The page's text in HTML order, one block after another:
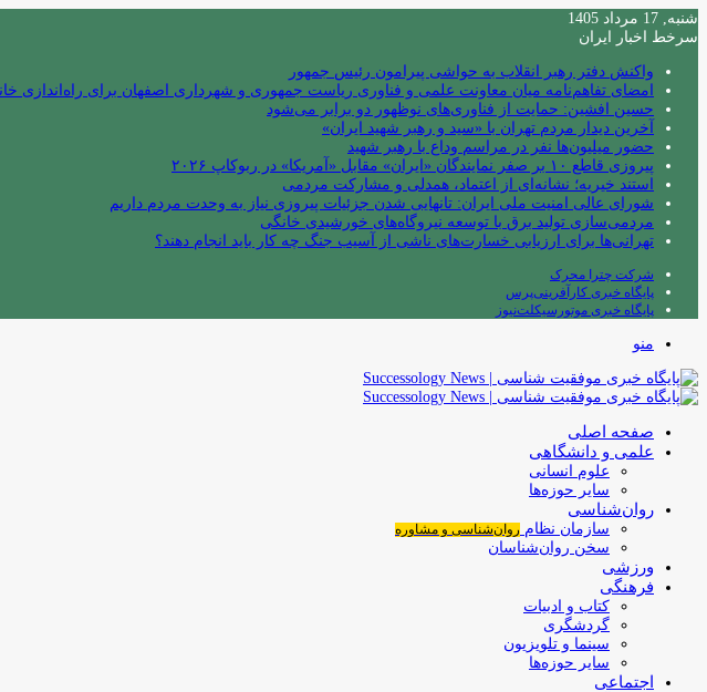
شنبه, 17 مرداد 1405
سرخط اخبار ایران
واکنش دفتر رهبر انقلاب به حواشی پیرامون رئیس جمهور
امضای تفاهم‌نامه میان معاونت علمی و فناوری ریاست جمهوری و شهرداری اصفهان برای راه‌اندازی
حسین افشین: حمایت از فناوری‌های نوظهور دو برابر می‌شود
آخرین دیدار مردم تهران با «سید و رهبر شهید ایران»
حضور میلیون‌ها نفر در مراسم وداع با رهبر شهید
پیروزی قاطع ۱۰ بر صفر نمایندگان «ایران» مقابل «آمریکا» در ربوکاپ ۲۰۲۶
استند خیریه؛ نشانه‌ای از اعتماد، همدلی و مشارکت مردمی
شورای عالی امنیت ملی ایران: تانهایی شدن جزئیات پیروزی نیاز به وحدت مردم داریم
مردمی‌سازی تولید برق با توسعه نیروگاه‌های خورشیدی خانگی
تهرانی‌ها برای ارزیابی خسارت‌های ناشی از آسیب جنگ چه کار باید انجام دهند؟
شرکت چترا محرک
پایگاه خبری کارآفرینی‌پرس
پایگاه خبری موتورسیکلت‌نیوز
منو
صفحه اصلی
علمی و دانشگاهی
علوم انسانی
سایر حوزه‌ها
روان‌شناسی
سازمان نظام روان‌شناسی و مشاوره
سخن روان‌شناسان
ورزشی
فرهنگی
کتاب و ادبیات
گردشگری
سینما و تلویزیون
سایر حوزه‌ها
اجتماعی